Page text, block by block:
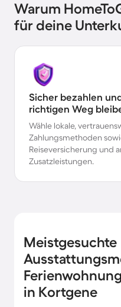
Warum
für deine
Sicher bezahlen
richtigen Weg
Wähle lokale,
Zahlungsmethoden
Reiseversicherung und
Zusatzleistungen.
Meistgesuchte
in Kortgene